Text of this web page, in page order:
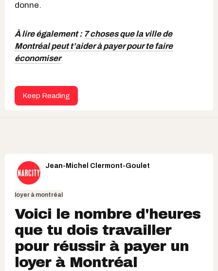
donne.
À lire également : 7 choses que la ville de
Montréal peut t’aider à payer pour te faire
économiser
Keep Reading
Jean-Michel Clermont-Goulet
loyer à montréal
Voici le nombre d'heures
que tu dois travailler
pour réussir à payer un
loyer à Montréal